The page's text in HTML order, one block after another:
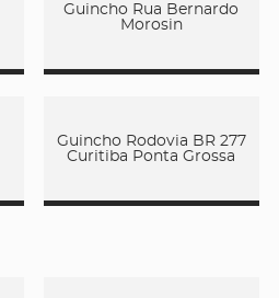
Guincho Rua Bernardo
Morosin
Guincho Rodovia BR 277
Curitiba Ponta Grossa